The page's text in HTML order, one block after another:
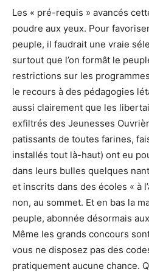
Les « pré-requis » avancés
poudre aux yeux. Pour
peuple, il faudrait une vraie
surtout que l’on formât le
restrictions sur les
le recours à des pédagogies
aussi clairement que les
exfiltrés des Jeunesses
patissants de toutes farines,
installés tout là-haut) ont eu
dans leurs bulles quelques
et inscrits dans des écoles « à
non, au sommet. Et en bas la
peuple, abonnée désormais
Même les grands concours
vous ne disposez pas des
pratiquement aucune chance.